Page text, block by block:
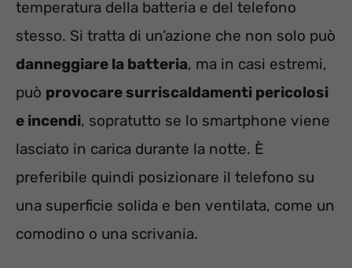
temperatura della batteria e del telefono
stesso. Si tratta di un’azione che non solo può
danneggiare la batteria, ma in casi estremi,
può provocare surriscaldamenti pericolosi
e incendi, sopratutto se lo smartphone viene
lasciato in carica durante la notte. È
preferibile quindi posizionare il telefono su
una superficie solida e ben ventilata, come un
comodino o una scrivania.